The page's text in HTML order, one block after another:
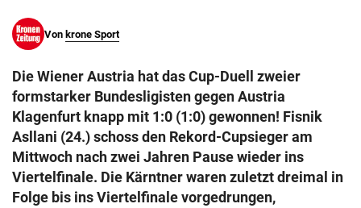
search
eingeben
Muthgasse 2, 1190 Wien
Von krone Sport
Die Wiener Austria hat das Cup-Duell zweier
formstarker Bundesligisten gegen Austria
Klagenfurt knapp mit 1:0 (1:0) gewonnen! Fisnik
Asllani (24.) schoss den Rekord-Cupsieger am
Mittwoch nach zwei Jahren Pause wieder ins
Viertelfinale. Die Kärntner waren zuletzt dreimal in
Folge bis ins Viertelfinale vorgedrungen,